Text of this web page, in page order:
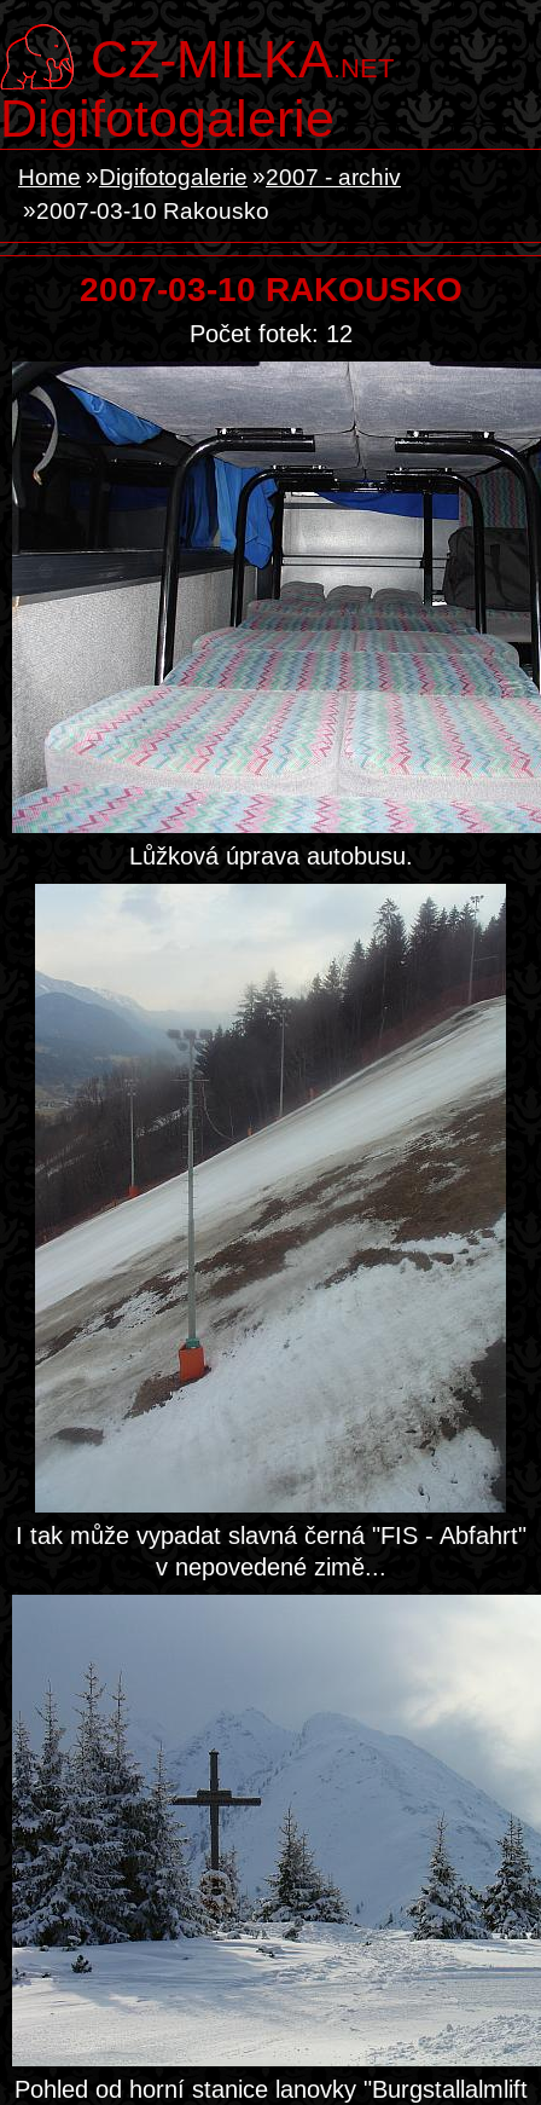
CZ-MILKA.NET
Digifotogalerie
Home Digifotogalerie
2007 - archiv
2007-03-10 Rakousko
2007-03-10 RAKOUSKO
Počet fotek: 12
Lůžková úprava autobusu.
I tak může vypadat slavná černá "FIS - Abfahrt"
v nepovedené zimě...
Pohled od horní stanice lanovky "Burgstallalmlift